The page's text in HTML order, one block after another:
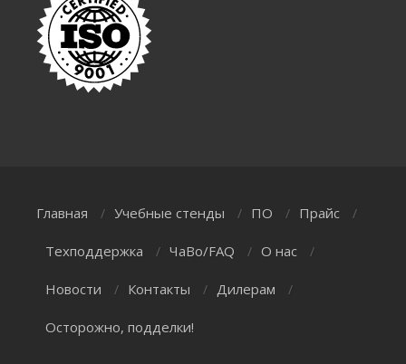
Главная / Учебные стенды / ПО / Прайс /
Техподдержка / ЧаВо/FAQ / О нас /
Новости / Контакты / Дилерам /
Осторожно, подделки!